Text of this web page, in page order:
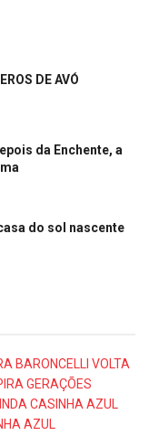
DE AVÓ
da Enchente, a
do sol nascente
BARONCELLI VOLTA
GERAÇÕES
CASINHA AZUL
AZUL